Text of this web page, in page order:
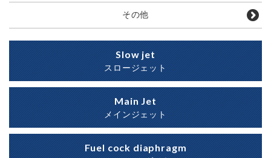
その他
Slow jet
スロージェット
Main Jet
メインジェット
Fuel cock diaphragm